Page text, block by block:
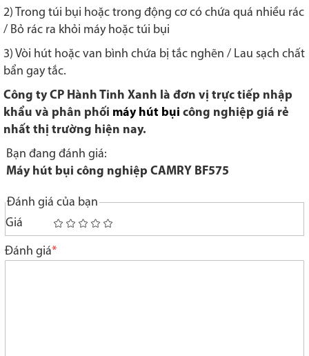
2) Trong túi bụi hoặc trong động cơ có chứa quá nhiều rác
/ Bỏ rác ra khỏi máy hoặc túi bụi
3) Vòi hút hoặc van bình chứa bị tắc nghẽn / Lau sạch chất
bẩn gay tắc.
Công ty CP Hành Tinh Xanh là đơn vị trực tiếp nhập
khẩu và phân phối máy hút bụi công nghiệp giá rẻ
nhất thị trường hiện nay.
Bạn đang đánh giá:
Máy hút bụi công nghiệp CAMRY BF575
Đánh giá của bạn
Giá
1
star
2
stars
3
stars
4
stars
5
stars
Đánh giá